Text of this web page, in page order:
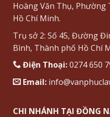
Hoàng Văn Thụ,
Hồ Chí Minh.
Trụ sở 2: Số 45, Đường
Bình, Thành phố Hồ Chí
Điện Thoại:0274 650
Email:
CHI NHÁNH TẠI ĐỒNG